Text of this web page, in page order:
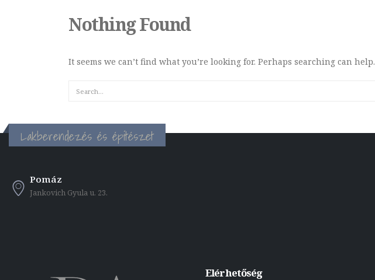
Nothing Found
It seems we can’t find what you’re looking for. Perhaps searching can help.
Lakberendezés és építészet
Pomáz
Jankovich Gyula u. 23.
Elérhetőség